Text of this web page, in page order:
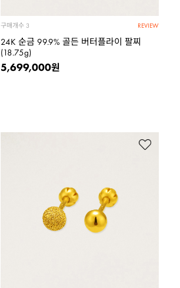
REVIEW
구매개수 3
24K 순금 99.9% 골든 버터플라이 팔찌
(18.75g)
5,699,000원